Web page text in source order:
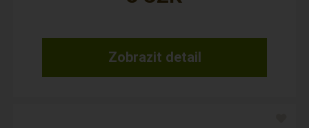
Zobrazit detail